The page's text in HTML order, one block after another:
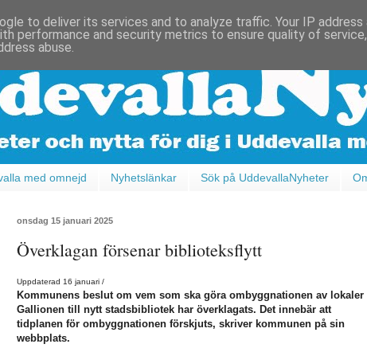
med omnejd Nyhetslänkar Sök på UddevallaNyheter
onsdag 15 januari 2025
Överklagan försenar biblioteksflytt
Uppdaterad 16 januari /
Kommunens beslut om vem som ska göra ombyggnationen av lokaler
Gallionen till nytt stadsbibliotek har överklagats. Det innebär att
tidplanen för ombyggnationen förskjuts, skriver kommunen på sin
webbplats.
to deliver its services and to analyze traffic. Your IP address
performance and security metrics to ensure quality of
abuse.